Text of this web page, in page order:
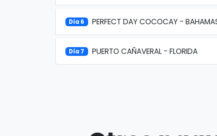
Día 6 PERFECT DAY COCOCAY -
Día 7 PUERTO CAÑAVERAL - FLORIDA